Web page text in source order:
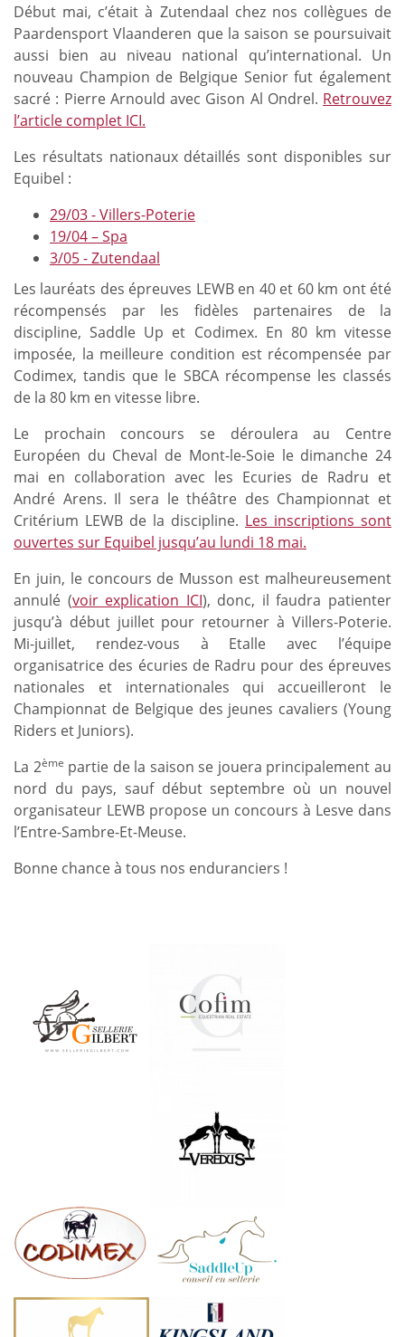
Début mai, c’était à Zutendaal chez nos collègues de
Paardensport Vlaanderen que la saison se poursuivait
aussi bien au niveau national qu’international. Un
nouveau Champion de Belgique Senior fut également
sacré : Pierre Arnould avec Gison Al Ondrel. Retrouvez
l’article complet ICI.
Les résultats nationaux détaillés sont disponibles sur
Equibel :
29/03 - Villers-Poterie
19/04 – Spa
3/05 - Zutendaal
Les lauréats des épreuves LEWB en 40 et 60 km ont été
récompensés par les fidèles partenaires de la
discipline, Saddle Up et Codimex. En 80 km vitesse
imposée, la meilleure condition est récompensée par
Codimex, tandis que le SBCA récompense les classés
de la 80 km en vitesse libre.
Le prochain concours se déroulera au Centre
Européen du Cheval de Mont-le-Soie le dimanche 24
mai en collaboration avec les Ecuries de Radru et
André Arens. Il sera le théâtre des Championnat et
Critérium LEWB de la discipline. Les inscriptions sont
ouvertes sur Equibel jusqu’au lundi 18 mai.
En juin, le concours de Musson est malheureusement
annulé (voir explication ICI), donc, il faudra patienter
jusqu’à début juillet pour retourner à Villers-Poterie.
Mi-juillet, rendez-vous à Etalle avec l’équipe
organisatrice des écuries de Radru pour des épreuves
nationales et internationales qui accueilleront le
Championnat de Belgique des jeunes cavaliers (Young
Riders et Juniors).
La 2ème partie de la saison se jouera principalement au
nord du pays, sauf début septembre où un nouvel
organisateur LEWB propose un concours à Lesve dans
l’Entre-Sambre-Et-Meuse.
Bonne chance à tous nos enduranciers !